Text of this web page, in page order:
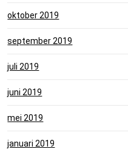
oktober 2019
september 2019
juli 2019
juni 2019
mei 2019
januari 2019